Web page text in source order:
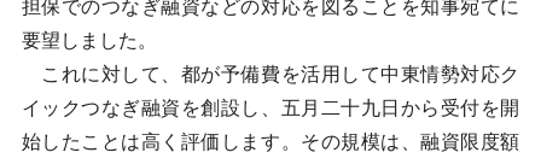
担保でのつなぎ融資などの対応を図ることを知事宛てに
要望しました。
これに対して、都が予備費を活用して中東情勢対応ク
イックつなぎ融資を創設し、五月二十九日から受付を開
始したことは高く評価します。その規模は、融資限度額